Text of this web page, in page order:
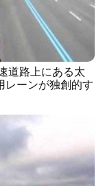
道路上にある太
レーンが独創的す